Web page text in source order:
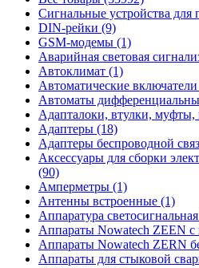
Cигнальные устройства
DIN-рейки (9)
GSM-модемы (1)
Аварийная световая
Автоклимат (1)
Автоматические включатели
Автоматы
Адапталоки, втулки, муфты,
Адаптеры (18)
Адаптеры беспроводной
Аксессуары для сборки
(90)
Амперметры (1)
Антенны встроенные (1)
Аппаратура
Аппараты Nowatech ZEEN c
Аппараты Nowatech ZERN
Аппараты для стыковой